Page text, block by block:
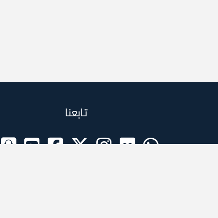
تابعنا